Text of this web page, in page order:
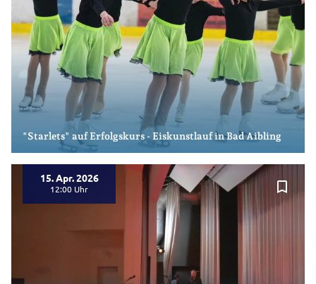
"Starlets" auf Erfolgskurs - Eiskunstlauf in Bad Aibling
bookmark_border
15. Apr. 2026
12:00